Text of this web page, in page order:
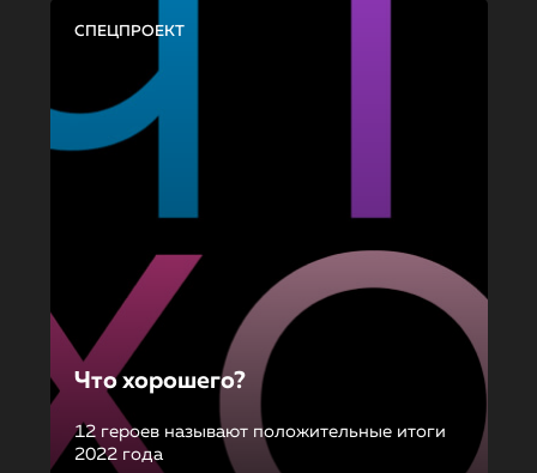
СПЕЦПРОЕКТ
Что хорошего?
12 героев называют положительные итоги
2022 года